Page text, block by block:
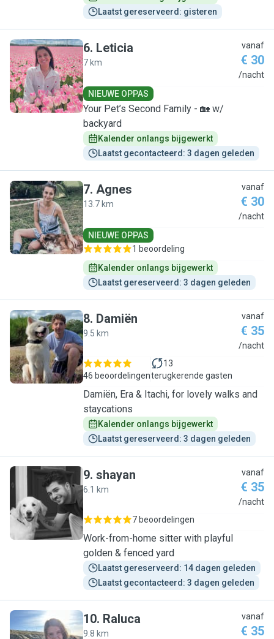
Laatst gereserveerd: gisteren
L
6. Leticia
7 km
vanaf
€ 30
/nacht
NIEUWE OPPAS
Your Pet’s Second Family - 🏡 w/
backyard
Kalender onlangs bijgewerkt
Laatst gecontacteerd: 3 dagen geleden
A
7. Agnes
13.7 km
vanaf
€ 30
/nacht
NIEUWE OPPAS
1 beoordeling
Kalender onlangs bijgewerkt
Laatst gereserveerd: 3 dagen geleden
D
8. Damiën
9.5 km
vanaf
€ 35
/nacht
46 beoordelingen
13
terugkerende gasten
Damiën, Era & Itachi, for lovely walks and
staycations
Kalender onlangs bijgewerkt
Laatst gereserveerd: 3 dagen geleden
S
9. shayan
6.1 km
vanaf
€ 35
/nacht
7 beoordelingen
Work-from-home sitter with playful
golden & fenced yard
Laatst gereserveerd: 14 dagen geleden
Laatst gecontacteerd: 3 dagen geleden
10. Raluca
9.8 km
vanaf
€ 35